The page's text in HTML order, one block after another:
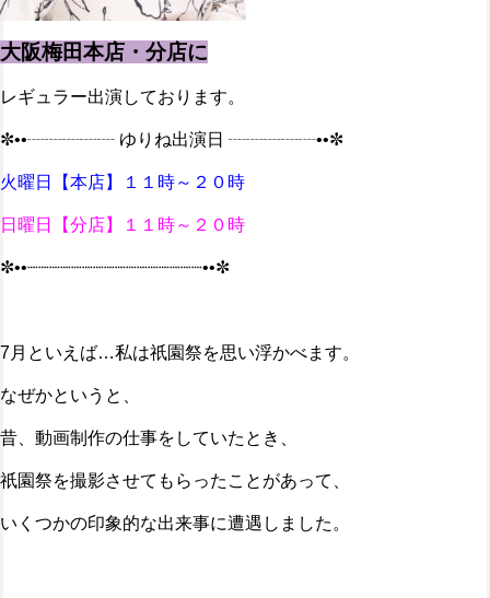
大阪梅田本店・分店に
レギュラー出演しております。
✼••┈┈┈┈┈ ゆりね出演日 ┈┈┈┈┈••✼
火曜日【本店】１１時～２０時
日曜日【分店】１１時～２０時
✼••┈┈┈┈┈┈┈┈┈┈┈┈┈┈┈┈••✼
7月といえば…私は祇園祭を思い浮かべます。
なぜかというと、
昔、動画制作の仕事をしていたとき、
祇園祭を撮影させてもらったことがあって、
いくつかの印象的な出来事に遭遇しました。